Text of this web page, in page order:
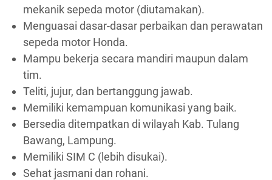
mekanik sepeda motor (diutamakan).
Menguasai dasar-dasar perbaikan dan perawatan
sepeda motor Honda.
Mampu bekerja secara mandiri maupun dalam
tim.
Teliti, jujur, dan bertanggung jawab.
Memiliki kemampuan komunikasi yang baik.
Bersedia ditempatkan di wilayah Kab. Tulang
Bawang, Lampung.
Memiliki SIM C (lebih disukai).
Sehat jasmani dan rohani.